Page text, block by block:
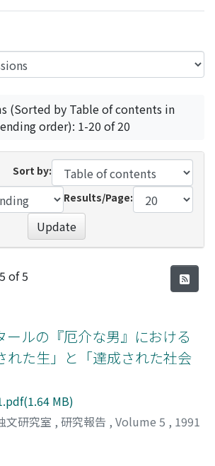
(Sorted by Table of contents in
order): 1-20 of 20
Sort by:
Results/Page:
Update
of 5
ールの『厄介な男』における
れた生」と「達成された社会
MB)
文研究室 , 研究報告 , Volume 5 , 1991